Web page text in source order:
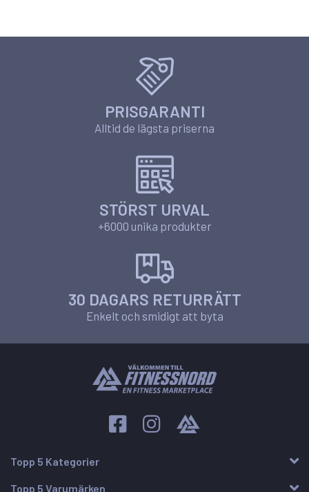
PRISGARANTI
Alltid de lägsta priserna
STÖRST URVAL
+6000 unika produkter
30 DAGARS RETURRÄTT
Enkelt och smidigt att byta
Topp 5 Kategorier
Topp 5 Varumärken